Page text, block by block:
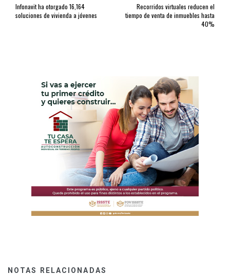
Infonavit ha otorgado 16,164
soluciones de vivienda a jóvenes
Recorridos virtuales reducen el
tiempo de venta de inmuebles hasta
40%
NOTAS RELACIONADAS